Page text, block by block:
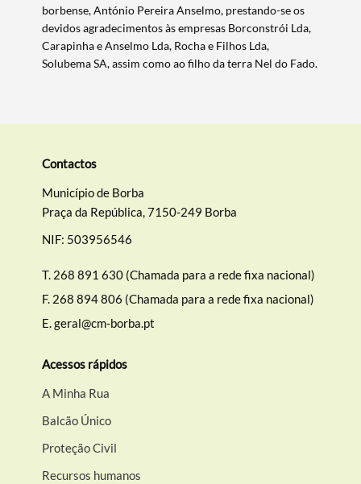
Filtros
borbense, António Pereira Anselmo, prestando-se os
devidos agradecimentos às empresas Borconstrói Lda,
Carapinha e Anselmo Lda, Rocha e Filhos Lda,
Solubema SA, assim como ao filho da terra Nel do Fado.
Contactos
Município de Borba
Praça da República, 7150-249 Borba
NIF: 503956546
T. 268 891 630 (Chamada para a rede fixa nacional)
F. 268 894 806 (Chamada para a rede fixa nacional)
E.geral@cm-borba.pt
Acessos rápidos
A Minha Rua
Balcão Único
Proteção Civil
Recursos humanos